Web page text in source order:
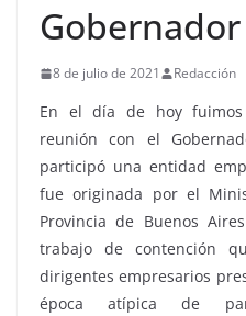
8 de julio de 2021 Redacción
En el día de hoy
reunión con el
participó una entidad
fue originada por el
Provincia de Buenos
trabajo de contención
dirigentes empresarios
época atípica de